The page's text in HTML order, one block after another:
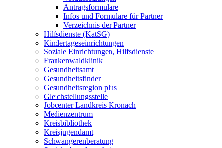
Antragsformulare
Infos und Formulare für Partner
Verzeichnis der Partner
Hilfsdienste (KatSG)
Kindertageseinrichtungen
Soziale Einrichtungen, Hilfsdienste
Frankenwaldklinik
Gesundheitsamt
Gesundheitsfinder
Gesundheitsregion plus
Gleichstellungsstelle
Jobcenter Landkreis Kronach
Medienzentrum
Kreisbibliothek
Kreisjugendamt
Schwangerenberatung